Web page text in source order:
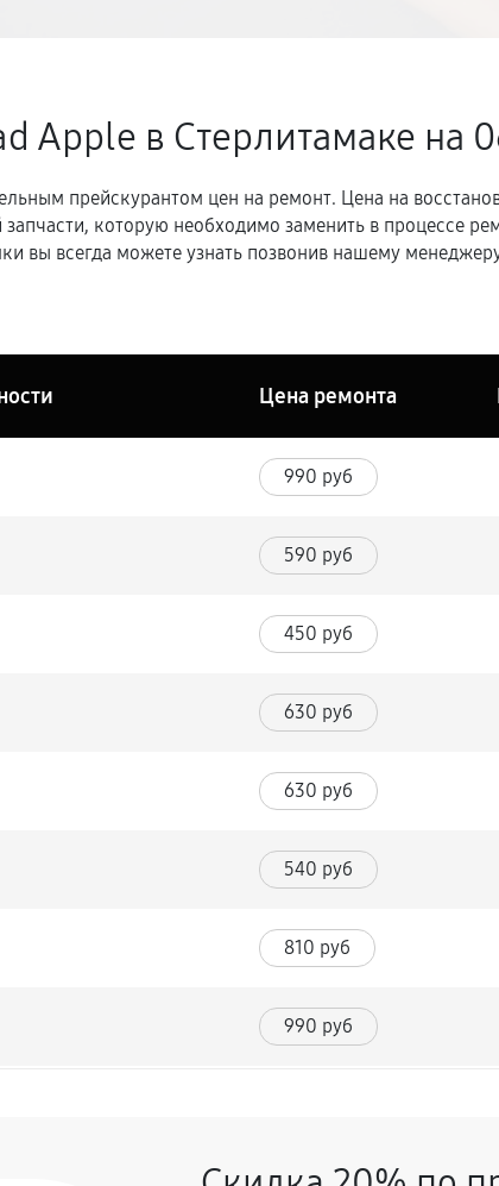
Apple в Стерлитамаке на
прейскурантом цен на ремонт. Цена на
которую необходимо заменить в процессе
вы всегда можете узнать позвонив нашему
Цена ремонта
990 руб
590 руб
450 руб
630 руб
630 руб
540 руб
810 руб
990 руб